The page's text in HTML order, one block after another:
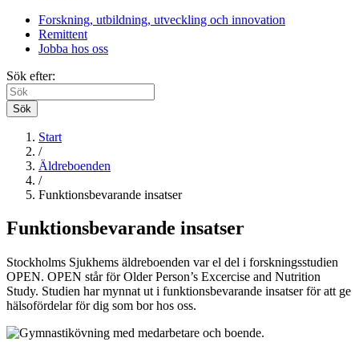
Forskning, utbildning, utveckling och innovation
Remittent
Jobba hos oss
Sök efter:
Sök
Start
/
Äldreboenden
/
Funktionsbevarande insatser
Funktionsbevarande insatser
Stockholms Sjukhems äldreboenden var el del i forskningsstudien
OPEN. OPEN står för Older Person’s Excercise and Nutrition
Study. Studien har mynnat ut i funktionsbevarande insatser för att ge
hälsofördelar för dig som bor hos oss.